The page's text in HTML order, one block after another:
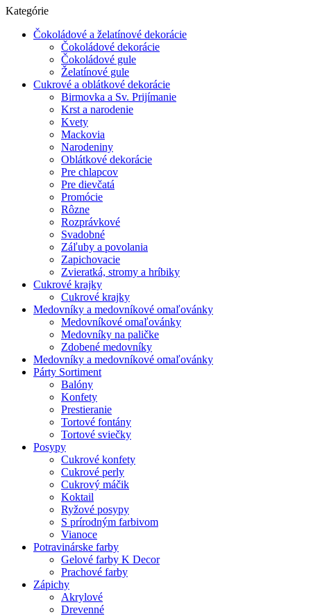
Kategórie
Čokoládové a želatínové dekorácie
Čokoládové dekorácie
Čokoládové gule
Želatínové gule
Cukrové a oblátkové dekorácie
Birmovka a Sv. Prijímanie
Krst a narodenie
Kvety
Mackovia
Narodeniny
Oblátkové dekorácie
Pre chlapcov
Pre dievčatá
Promócie
Rôzne
Rozprávkové
Svadobné
Záľuby a povolania
Zapichovacie
Zvieratká, stromy a hríbiky
Cukrové krajky
Cukrové krajky
Medovníky a medovníkové omaľovánky
Medovníkové omaľovánky
Medovníky na paličke
Zdobené medovníky
Medovníky a medovníkové omaľovánky
Párty Sortiment
Balóny
Konfety
Prestieranie
Tortové fontány
Tortové sviečky
Posypy
Cukrové konfety
Cukrové perly
Cukrový máčik
Koktail
Ryžové posypy
S prírodným farbivom
Vianoce
Potravinárske farby
Gelové farby K Decor
Prachové farby
Zápichy
Akrylové
Drevenné